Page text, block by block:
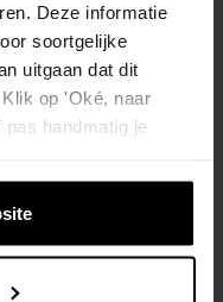
Deze informatie
soortgelijke
uitgaan dat dit
op 'Oké, naar
handmatig je
met